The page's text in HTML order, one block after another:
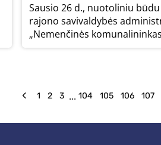
Sausio 26 d., nuotoliniu
rajono savivaldybės
„Nemenčinės
Nemenčinės gyventojų
1 2 3 ... 104 105 106 107